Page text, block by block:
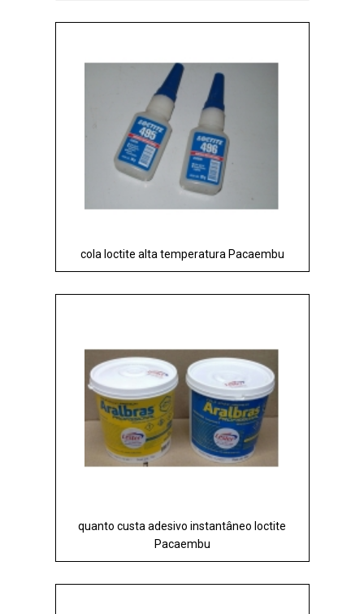
cola loctite alta temperatura Pacaembu
quanto custa adesivo instantâneo loctite
Pacaembu